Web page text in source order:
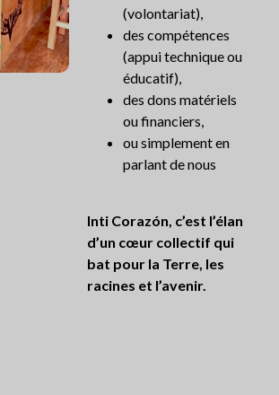
(volontariat),
des compétences
(appui technique ou
éducatif),
des dons matériels
ou financiers,
ou simplement en
parlant de nous
Inti Corazón, c’est l’élan
d’un cœur collectif qui
bat pour la Terre, les
racines et l’avenir.